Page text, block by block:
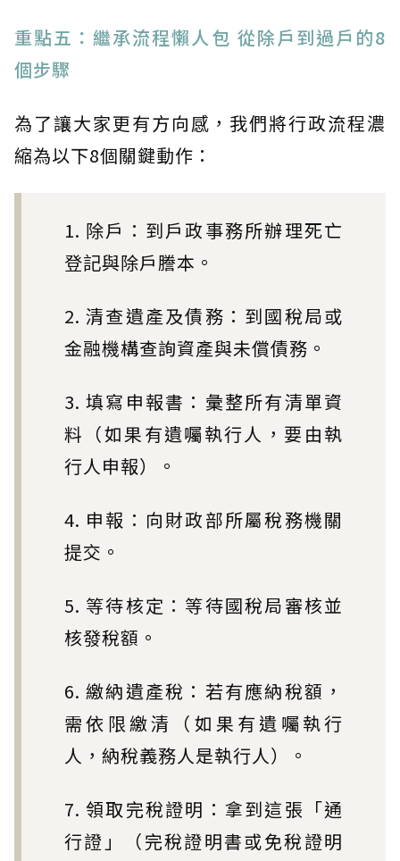
重點五：繼承流程懶人包 從除戶到過戶的8
個步驟
為了讓大家更有方向感，我們將行政流程濃
縮為以下8個關鍵動作：
1. 除戶：到戶政事務所辦理死亡
登記與除戶謄本。
2. 清查遺產及債務：到國稅局或
金融機構查詢資產與未償債務。
3. 填寫申報書：彙整所有清單資
料（如果有遺囑執行人，要由執
行人申報）。
4. 申報：向財政部所屬稅務機關
提交。
5. 等待核定：等待國稅局審核並
核發稅額。
6. 繳納遺產稅：若有應納稅額，
需依限繳清（如果有遺囑執行
人，納稅義務人是執行人）。
7. 領取完稅證明：拿到這張「通
行證」（完稅證明書或免稅證明